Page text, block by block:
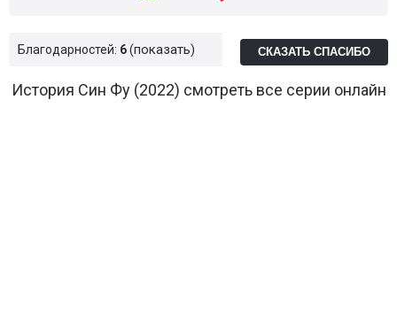
Благодарностей: 6 показать СКАЗАТЬ СПАСИБО
История Син Фу (2022) смотреть все серии онлайн